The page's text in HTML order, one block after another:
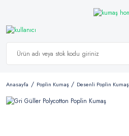
Anasayfa Poplin Kumaş Desenli Poplin Kumaş